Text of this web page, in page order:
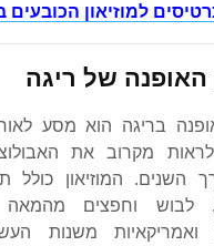
למוזיאון הכובעים
האופנה של ריגה
בריגה הוא מסע
מקרוב את
השנים. המוזיאון כולל
ואמריקאיות משנות